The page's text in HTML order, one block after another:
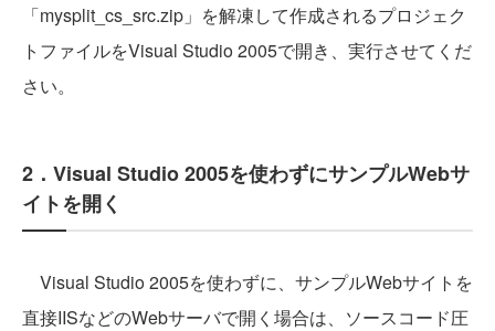
「mysplit_cs_src.zip」を解凍して作成されるプロジェク
トファイルをVisual Studio 2005で開き、実行させてくだ
さい。
2．Visual Studio 2005を使わずにサンプルWebサ
イトを開く
Visual Studio 2005を使わずに、サンプルWebサイトを
直接IISなどのWebサーバで開く場合は、ソースコード圧